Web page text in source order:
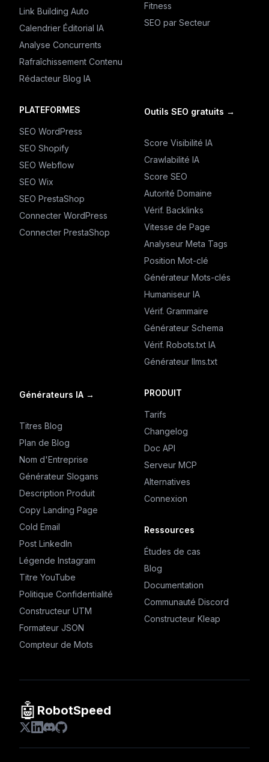
Link Building Auto
Calendrier Éditorial IA
Analyse Concurrents
Rafraîchissement Contenu
Rédacteur Blog IA
Fitness
SEO par Secteur
PLATEFORMES
SEO WordPress
SEO Shopify
SEO Webflow
SEO Wix
SEO PrestaShop
Connecter WordPress
Connecter PrestaShop
Outils SEO gratuits →
Score Visibilité IA
Crawlabilité IA
Score SEO
Autorité Domaine
Vérif. Backlinks
Vitesse de Page
Analyseur Meta Tags
Position Mot-clé
Générateur Mots-clés
Humaniseur IA
Vérif. Grammaire
Générateur Schema
Vérif. Robots.txt IA
Générateur llms.txt
Générateurs IA →
Titres Blog
Plan de Blog
Nom d'Entreprise
Générateur Slogans
Description Produit
Copy Landing Page
Cold Email
Post LinkedIn
Légende Instagram
Titre YouTube
Politique Confidentialité
Constructeur UTM
Formateur JSON
Compteur de Mots
PRODUIT
Tarifs
Changelog
Doc API
Serveur MCP
Alternatives
Connexion
Ressources
Études de cas
Blog
Documentation
Communauté Discord
Constructeur Kleap
🤖 RobotSpeed